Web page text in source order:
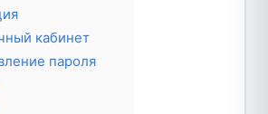
кабинет
пароля